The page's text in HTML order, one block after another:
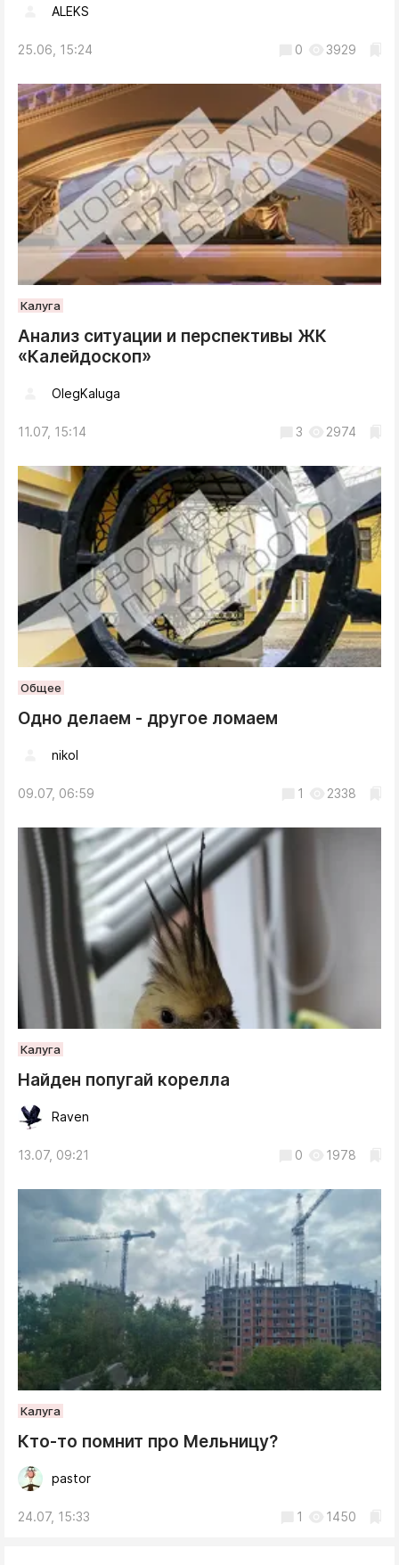
ALEKS
25.06, 15:24 0 3929
Калуга
Анализ ситуации и перспективы ЖК
«Калейдоскоп»
OlegKaluga
11.07, 15:14 3 2974
Общее
Одно делаем - другое ломаем
nikol
09.07, 06:59 1 2338
Калуга
Найден попугай корелла
Raven
13.07, 09:21 0 1978
Калуга
Кто-то помнит про Мельницу?
pastor
24.07, 15:33 1 1450